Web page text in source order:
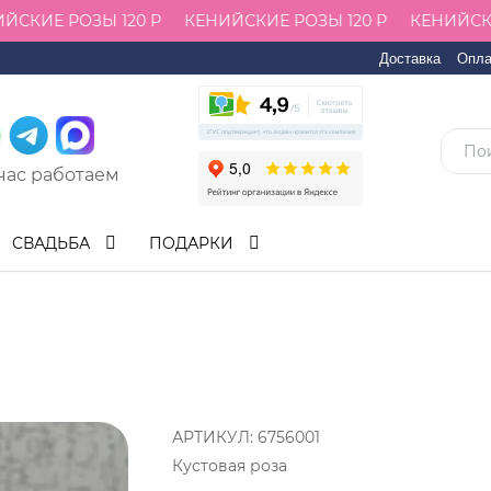
РОЗЫ 120 Р КЕНИЙСКИЕ РОЗЫ 120 Р
Доставка
работаем
СВАДЬБА ПОДАРКИ
АРТИКУЛ: 6756001
Кустовая роза